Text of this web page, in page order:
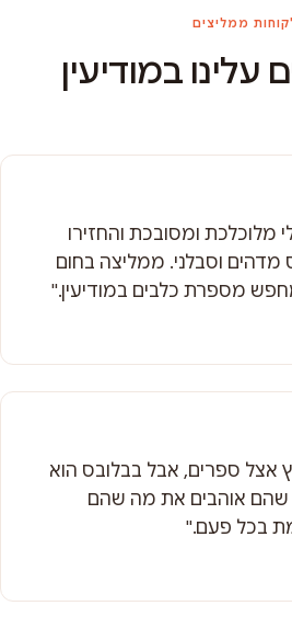
ממליצים
במודיעין
מלוכלכת ומסובכת והחזירו
וסבלני. ממליצה בחום
מספרת כלבים במודיעין."
אצל ספרים, אבל בבלובס הוא
שהם אוהבים את מה שהם
בכל פעם."